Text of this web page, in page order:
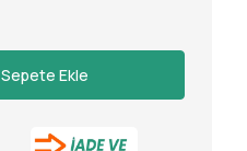
Sepete Ekle